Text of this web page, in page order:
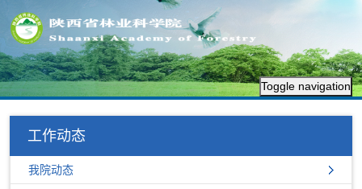
Toggle navigation
工作动态
我院动态